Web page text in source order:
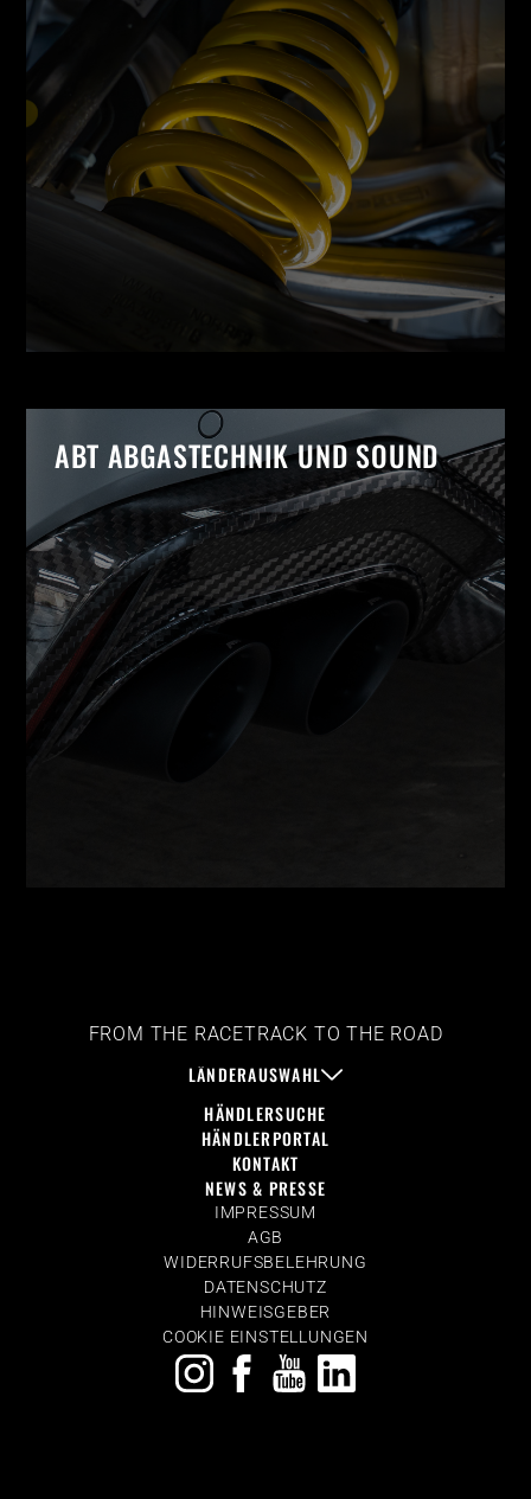
ABT ABGASTECHNIK UND SOUND
FROM THE RACETRACK TO THE ROAD
LÄNDERAUSWAHL
HÄNDLERSUCHE
HÄNDLERPORTAL
KONTAKT
NEWS & PRESSE
IMPRESSUM
AGB
WIDERRUFSBELEHRUNG
DATENSCHUTZ
HINWEISGEBER
COOKIE EINSTELLUNGEN